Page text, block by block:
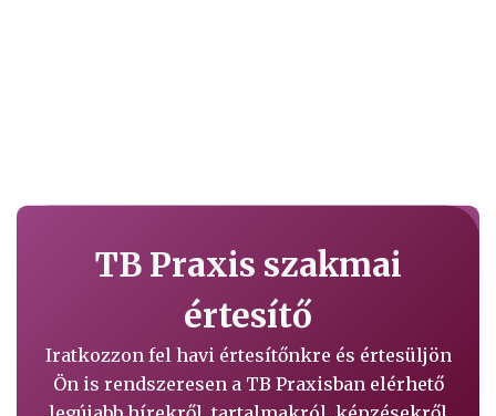
TB Praxis szakmai
értesítő
Iratkozzon fel havi értesítőnkre és értesüljön
Ön is rendszeresen a TB Praxisban elérhető